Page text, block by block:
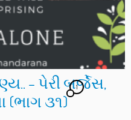
– પેરી બર્જેસ,
(ભાગ ૩૧)
1